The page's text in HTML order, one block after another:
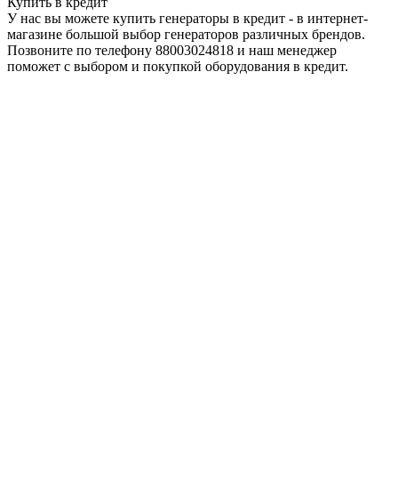
У нас вы можете купить генераторы в кредит - в интернет-
магазине большой выбор генераторов различных брендов.
Позвоните по телефону 88003024818 и наш менеджер
поможет с выбором и покупкой оборудования в кредит.